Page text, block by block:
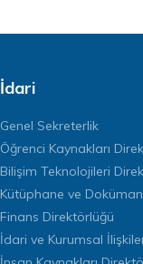
İdari
Genel Sekreterlik
Öğrenci Kaynakları
Bilişim Teknolojileri
Kütüphane ve
Finans Direktörlüğü
İdari ve Kurumsal